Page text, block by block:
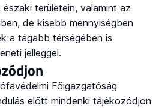
területein, valamint az
de kisebb mennyiségben
a tágabb térségében is
jelleggel.
Főigazgatóság
előtt mindenki tájékozódjon